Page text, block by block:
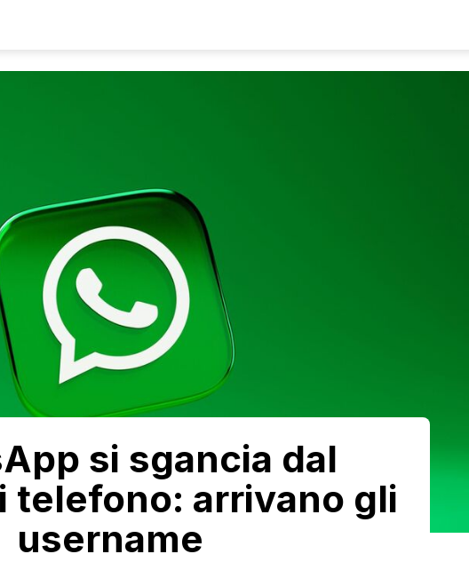
si sgancia dal
telefono: arrivano gli
username